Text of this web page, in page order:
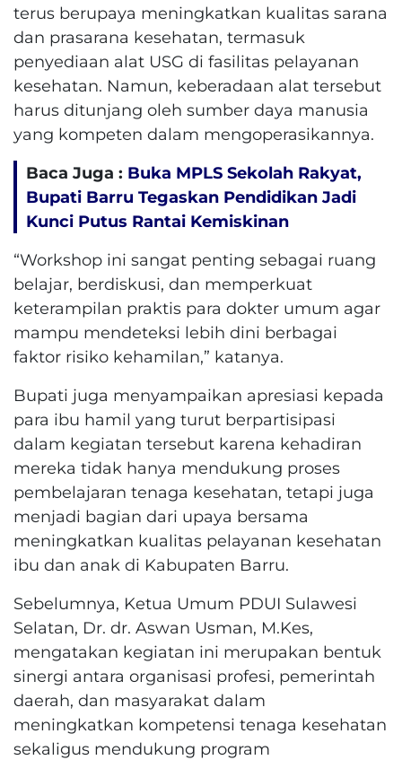
terus berupaya meningkatkan kualitas sarana
dan prasarana kesehatan, termasuk
penyediaan alat USG di fasilitas pelayanan
kesehatan. Namun, keberadaan alat tersebut
harus ditunjang oleh sumber daya manusia
yang kompeten dalam mengoperasikannya.
Baca Juga : Buka MPLS Sekolah Rakyat,
Bupati Barru Tegaskan Pendidikan Jadi
Kunci Putus Rantai Kemiskinan
“Workshop ini sangat penting sebagai ruang
belajar, berdiskusi, dan memperkuat
keterampilan praktis para dokter umum agar
mampu mendeteksi lebih dini berbagai
faktor risiko kehamilan,” katanya.
Bupati juga menyampaikan apresiasi kepada
para ibu hamil yang turut berpartisipasi
dalam kegiatan tersebut karena kehadiran
mereka tidak hanya mendukung proses
pembelajaran tenaga kesehatan, tetapi juga
menjadi bagian dari upaya bersama
meningkatkan kualitas pelayanan kesehatan
ibu dan anak di Kabupaten Barru.
Sebelumnya, Ketua Umum PDUI Sulawesi
Selatan, Dr. dr. Aswan Usman, M.Kes,
mengatakan kegiatan ini merupakan bentuk
sinergi antara organisasi profesi, pemerintah
daerah, dan masyarakat dalam
meningkatkan kompetensi tenaga kesehatan
sekaligus mendukung program